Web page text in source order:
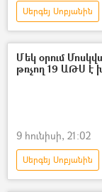
Սերգեյ Սոբյանին
Հատուկ ռազմական
ռազմական հատուկ
Մեկ օրում
թռչող 19 ԱԹՍ է
9 հունիսի, 21:02
Սերգեյ Սոբյանին
անօդաչու թռչող